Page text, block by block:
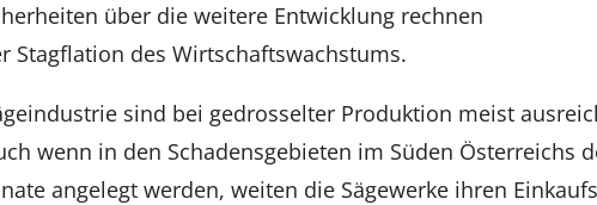
über die weitere Entwicklung rechnen
Stagflation des Wirtschaftswachstums.
sind bei gedrosselter Produktion meist
wenn in den Schadensgebieten im Süden Österreichs
angelegt werden, weiten die Sägewerke ihren